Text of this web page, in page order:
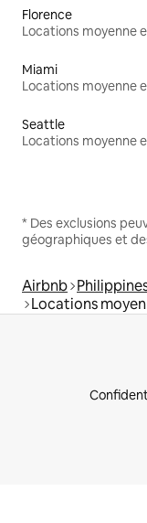
Florence
Miami
Seattle
* Des exclusions
géographiques et
Airbnb
Locations